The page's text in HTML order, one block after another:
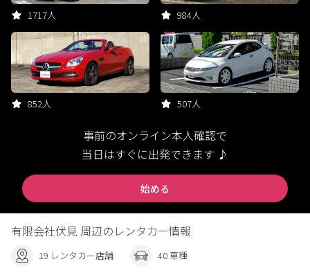
1717人 984人
852人 507人
事前のオンライン本人確認で
当日はすぐに出発できます ♪
始める
有限会社伏見 周辺のレンタカー情報
19 レンタカー店舗 40 車種